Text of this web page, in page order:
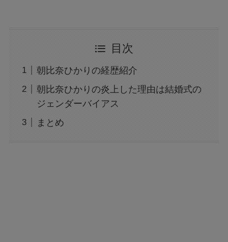
目次
朝比奈ひかりの経歴紹介
朝比奈ひかりの炎上した理由は結婚式の
ジェンダーバイアス
まとめ